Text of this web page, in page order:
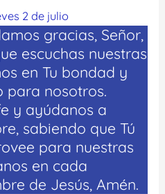
2 de julio
gracias, Señor,
escuchas nuestras
en Tu bondad y
para nosotros.
y ayúdanos a
sabiendo que Tú
para nuestras
en cada
de Jesús, Amén.